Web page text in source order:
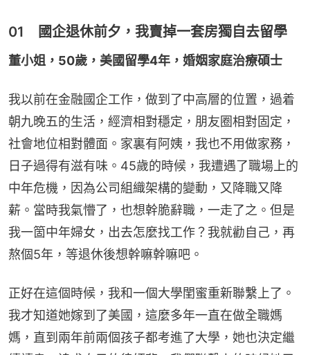
01 國企退休前夕，我賣掉一套房獨自去留學
董小姐，50歲，美國留學4年，婚姻家庭治療碩士
我以前在金融國企工作，做到了中高層的位置，過着
朝九晚五的生活，經濟相對穩定，朋友圈相對固定，
社會地位相對體面。家裏有阿姨，我也不用做家務，
日子過得有滋有味。45歲的時候，我遭遇了職場上的
中年危機，因為公司組織架構的變動，又降職又降
薪。當時我氣懵了，也想幹脆辭職，一走了之。但是
我一箇中年婦女，出去怎麼找工作？我就勸自己，再
熬個5年，等退休後想幹嘛幹嘛吧。
正好在這個時候，我和一個大學閨蜜重新聯繫上了。
我才知道她嫁到了美國，這麼多年一直在做全職媽
媽，直到兩年前兩個孩子都考進了大學，她也決定繼